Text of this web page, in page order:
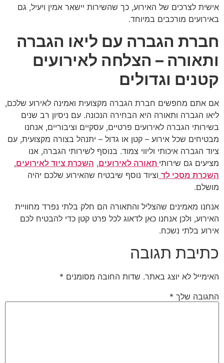
אישית לצרכים של האירוע, כך שהשירות יישאר אמין ויעיל, גם
באירועים מורכבים במיוחד.
חברת הגברה עם ליאו הגברה
ותאורה – הצלחה לאירועים
קטנים וגדולים
אם אתם מחפשים חברת הגברה מקצועית ואמינה לאירוע שלכם,
ליאו הגברה ותאורה היא הבחירה הנכונה. עם ניסיון רב שנים
בשירותי הגברה לאירועים פרטיים, עסקיים וציבוריים, אנחנו
מבטיחים שכל אירוע – קטן או גדול – יתנהל בצורה מקצועית, עם
ציוד הגברה איכותי וליווי צמוד. בנוסף לשירותי הגברה, אנו
מציעים גם שירותי תאורה לאירועים, השכרת ציוד לאירועים,
השכרת מסכי לד וציוד נוסף שיבטיח שהאירוע שלכם יהיה
מושלם.
אנחנו מאמינים שהצליל והתאורה הם חלק בלתי נפרד מחוויית
האירוע, ולכן אנחנו כאן לדאוג לכל פרט קטן כדי להבטיח לכם
אירוע בלתי נשכח.
כתיבת תגובה
האימייל לא יוצג באתר. שדות החובה מסומנים *
התגובה שלך *